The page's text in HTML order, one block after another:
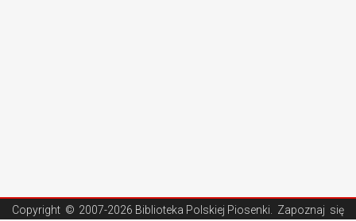
Copyright © 2007-2026 Biblioteka Polskiej Piosenki . Zapoznaj się